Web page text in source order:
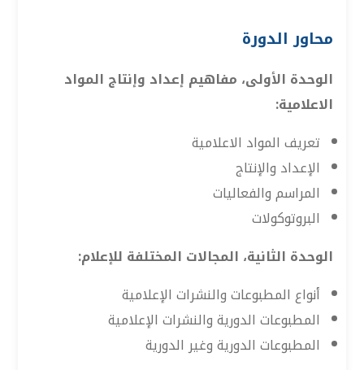
محاور الدورة
الوحدة الأولى، مفاهيم إعداد وإنتاج المواد
الاعلامية:
تعريف المواد الاعلامية
الإعداد والإنتاج
المراسم والفعاليات
البروتوكولات
الوحدة الثانية، المجالات المختلفة للإعلام:
أنواع المطبوعات والنشرات الإعلامية
المطبوعات الدورية والنشرات الإعلامية
المطبوعات الدورية وغير الدورية